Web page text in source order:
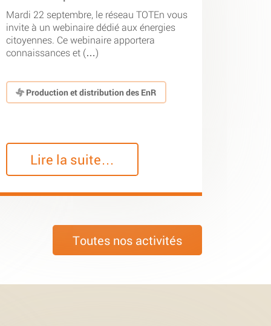
Mardi 22 septembre, le réseau TOTEn vous
invite à un webinaire dédié aux énergies
citoyennes. Ce webinaire apportera
connaissances et (…)
Production et distribution des EnR
Lire la suite…
Toutes nos activités